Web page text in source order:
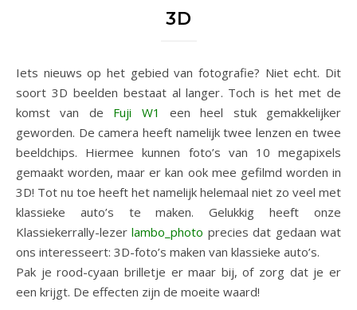
3D
Iets nieuws op het gebied van fotografie? Niet echt. Dit
soort 3D beelden bestaat al langer. Toch is het met de
komst van de Fuji W1
een heel stuk gemakkelijker
geworden. De camera heeft namelijk twee lenzen en twee
beeldchips. Hiermee kunnen foto’s van 10 megapixels
gemaakt worden, maar er kan ook mee gefilmd worden in
3D! Tot nu toe heeft het namelijk helemaal niet zo veel met
klassieke auto’s te maken. Gelukkig heeft onze
Klassiekerrally-lezerlambo_photo precies dat gedaan wat
ons interesseert: 3D-foto’s maken van klassieke auto’s.
Pak je rood-cyaan brilletje er maar bij, of zorg dat je er
een krijgt. De effecten zijn de moeite waard!